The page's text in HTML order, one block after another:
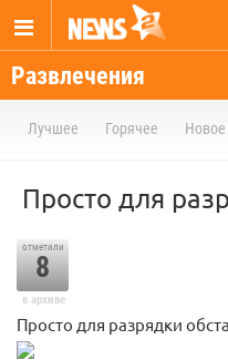
Развлечения
Лучшее Горячее Новое
Просто для
отметили
8
в архиве
Просто для разрядки